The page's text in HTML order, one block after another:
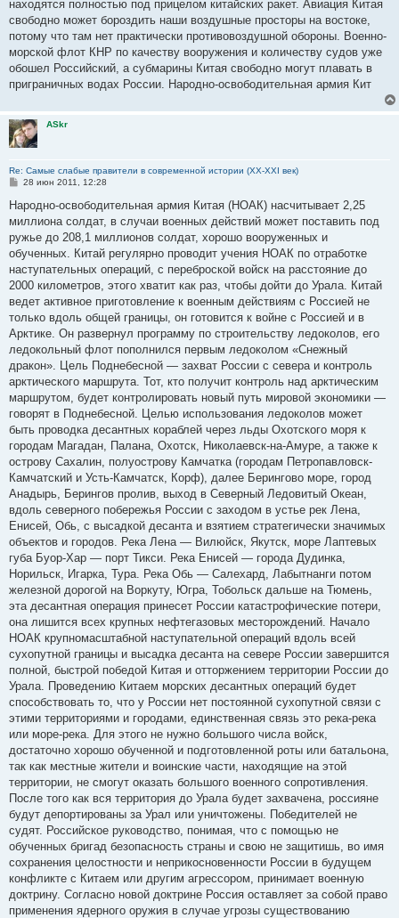
находятся полностью под прицелом китайских ракет. Авиация Китая
свободно может бороздить наши воздушные просторы на востоке,
потому что там нет практически противовоздушной обороны. Военно-
морской флот КНР по качеству вооружения и количеству судов уже
обошел Российский, а субмарины Китая свободно могут плавать в
приграничных водах России. Народно-освободительная армия Кит
ASkr
Re: Самые слабые правители в современной истории (XX-XXI век)
С
о
б
щ
е
и
е
28 июн 2011, 12:28
Народно-освободительная армия Китая (НОАК) насчитывает 2,25
миллиона солдат, в случаи военных действий может поставить под
ружье до 208,1 миллионов солдат, хорошо вооруженных и
обученных. Китай регулярно проводит учения НОАК по отработке
наступательных операций, с переброской войск на расстояние до
2000 километров, этого хватит как раз, чтобы дойти до Урала. Китай
ведет активное приготовление к военным действиям с Россией не
только вдоль общей границы, он готовится к войне с Россией и в
Арктике. Он развернул программу по строительству ледоколов, его
ледокольный флот пополнился первым ледоколом «Снежный
дракон». Цель Поднебесной — захват России с севера и контроль
арктического маршрута. Тот, кто получит контроль над арктическим
маршрутом, будет контролировать новый путь мировой экономики —
говорят в Поднебесной. Целью использования ледоколов может
быть проводка десантных кораблей через льды Охотского моря к
городам Магадан, Палана, Охотск, Николаевск-на-Амуре, а также к
острову Сахалин, полуострову Камчатка (городам Петропавловск-
Камчатский и Усть-Камчатск, Корф), далее Берингово море, город
Анадырь, Берингов пролив, выход в Северный Ледовитый Океан,
вдоль северного побережья России с заходом в устье рек Лена,
Енисей, Обь, с высадкой десанта и взятием стратегически значимых
объектов и городов. Река Лена — Вилюйск, Якутск, море Лаптевых
губа Буор-Хар — порт Тикси. Река Енисей — города Дудинка,
Норильск, Игарка, Тура. Река Обь — Салехард, Лабытнанги потом
железной дорогой на Воркуту, Югра, Тобольск дальше на Тюмень,
эта десантная операция принесет России катастрофические потери,
она лишится всех крупных нефтегазовых месторождений. Начало
НОАК крупномасштабной наступательной операций вдоль всей
сухопутной границы и высадка десанта на севере России завершится
полной, быстрой победой Китая и отторжением территории России до
Урала. Проведению Китаем морских десантных операций будет
способствовать то, что у России нет постоянной сухопутной связи с
этими территориями и городами, единственная связь это река-река
или море-река. Для этого не нужно большого числа войск,
достаточно хорошо обученной и подготовленной роты или батальона,
так как местные жители и воинские части, находящие на этой
территории, не смогут оказать большого военного сопротивления.
После того как вся территория до Урала будет захвачена, россияне
будут депортированы за Урал или уничтожены. Победителей не
судят. Российское руководство, понимая, что с помощью не
обученных бригад безопасность страны и свою не защитишь, во имя
сохранения целостности и неприкосновенности России в будущем
конфликте с Китаем или другим агрессором, принимает военную
доктрину. Согласно новой доктрине Россия оставляет за собой право
применения ядерного оружия в случае угрозы существованию